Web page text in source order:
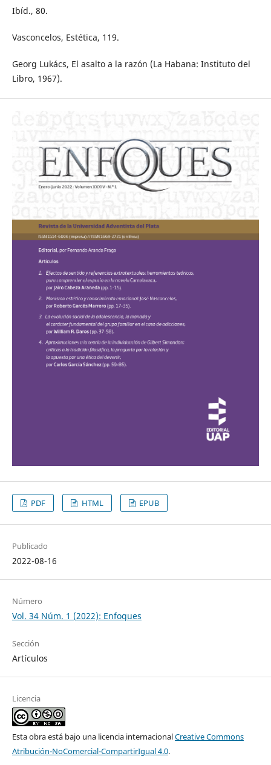
Ibíd., 80.
Vasconcelos, Estética, 119.
Georg Lukács, El asalto a la razón (La Habana: Instituto del
Libro, 1967).
PDF HTML EPUB
Publicado
2022-08-16
Número
Vol. 34 Núm. 1 (2022): Enfoques
Sección
Artículos
Licencia
Esta obra está bajo una licencia internacionalCreative Commons
Atribución-NoComercial-CompartirIgual 4.0.